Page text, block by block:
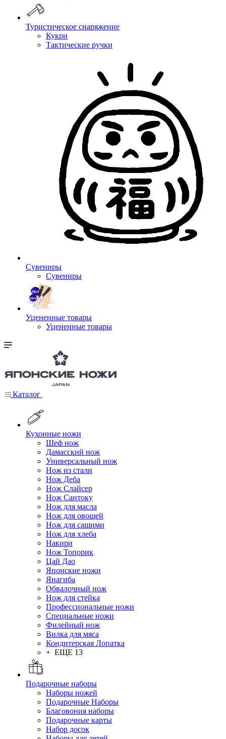
Туристическое снаряжение
Кукри
Тактические ручки
Сувениры
Сувениры
Уцененные товары
Уцененные товары
Каталог
Кухонные ножи
Шеф нож
Дамасский нож
Универсальный нож
Нож из стали
Нож Деба
Нож Слайсер
Нож Сантоку
Нож для масла
Нож для овощей
Нож для сашими
Нож для хлеба
Накири
Нож Топорик
Цай Дао
Японские ножи
Янагиба
Обвалочный нож
Нож для стейка
Профессиональные ножи
Специальные ножи
Филейный нож
Вилка для мяса
Кондитерская Лопатка
+ ЕЩЕ 13
Подарочные наборы
Наборы ножей
Подарочные Наборы
Благовония наборы
Подарочные карты
Набор досок